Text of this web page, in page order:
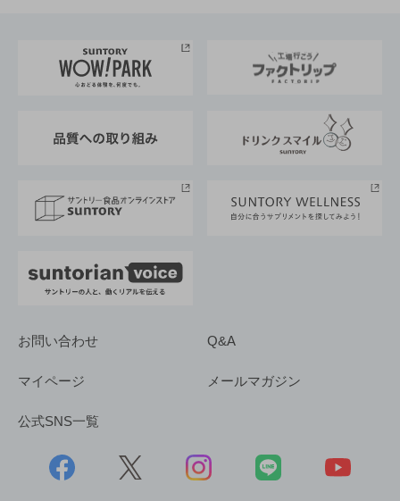
地域情報
サントリーサンバーズ大阪
サントリーが考えるサステナビリティ経営
企業概要
採用情報
お問い合わせ Q&A
マイページ メールマガジン
公式SNS一覧